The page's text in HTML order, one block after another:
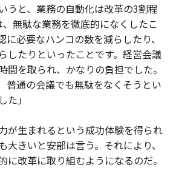
うと、業務の自動化は改革の3割程
無駄な業務を徹底的になくしたこ
に必要なハンコの数を減らしたり、
したりといったことです。経営会議
間を取られ、かなりの負担でした。
普通の会議でも無駄をなくそうとい
た」
が生まれるという成功体験を得られ
大きいと安部は言う。それにより、
に改革に取り組むようになるのだ。